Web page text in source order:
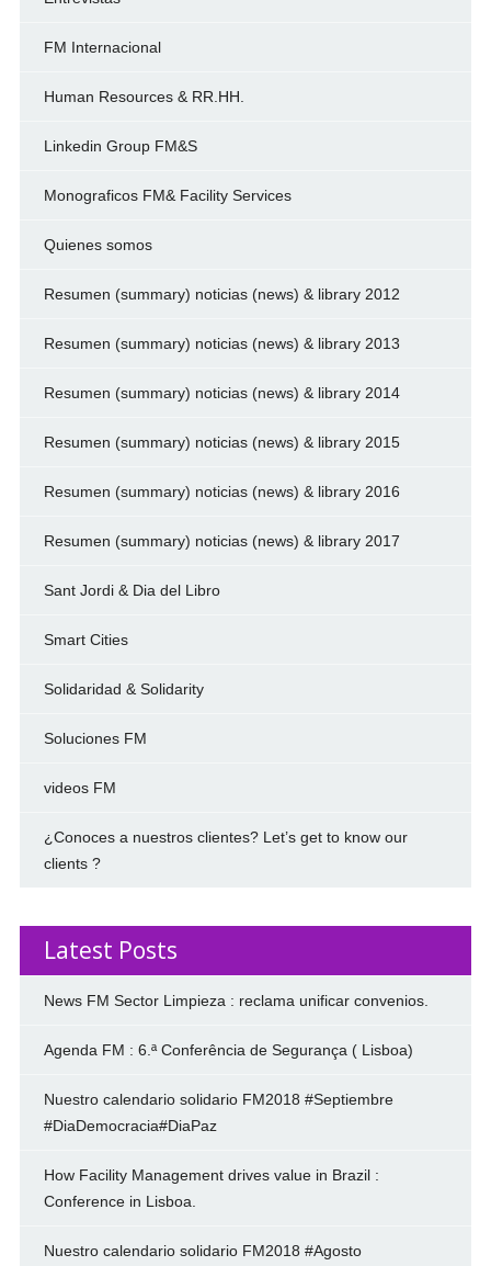
FM Internacional
Human Resources & RR.HH.
Linkedin Group FM&S
Monograficos FM& Facility Services
Quienes somos
Resumen (summary) noticias (news) & library 2012
Resumen (summary) noticias (news) & library 2013
Resumen (summary) noticias (news) & library 2014
Resumen (summary) noticias (news) & library 2015
Resumen (summary) noticias (news) & library 2016
Resumen (summary) noticias (news) & library 2017
Sant Jordi & Dia del Libro
Smart Cities
Solidaridad & Solidarity
Soluciones FM
videos FM
¿Conoces a nuestros clientes? Let’s get to know our
clients ?
Latest Posts
News FM Sector Limpieza : reclama unificar convenios.
Agenda FM : 6.ª Conferência de Segurança ( Lisboa)
Nuestro calendario solidario FM2018 #Septiembre
#DiaDemocracia#DiaPaz
How Facility Management drives value in Brazil :
Conference in Lisboa.
Nuestro calendario solidario FM2018 #Agosto